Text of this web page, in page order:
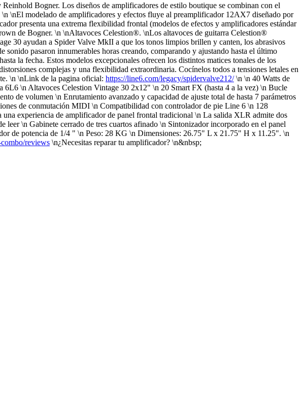
Bogner. Los diseños de amplificadores de estilo boutique se combinan con el
\nEl modelado de amplificadores y efectos fluye al preamplificador 12AX7 diseñado por
presenta una extrema flexibilidad frontal (modelos de efectos y amplificadores estándar
de Bogner. \n \nAltavoces Celestion®. \nLos altavoces de guitarra Celestion®
30 ayudan a Spider Valve MkII a que los tonos limpios brillen y canten, los abrasivos
sonido pasaron innumerables horas creando, comparando y ajustando hasta el último
la fecha. Estos modelos excepcionales ofrecen los distintos matices tonales de los
complejas y una flexibilidad extraordinaria. Cocínelos todos a tensiones letales en
\n \nLink de la pagina oficial: https://line6.com/legacy/spidervalve212/\n \n 40 Watts de
\n Altavoces Celestion Vintage 30 2x12" \n 20 Smart FX (hasta 4 a la vez) \n Bucle
de volumen \n Enrutamiento avanzado y capacidad de ajuste total de hasta 7 parámetros
de conmutación MIDI \n Compatibilidad con controlador de pie Line 6 \n 128
experiencia de amplificador de panel frontal tradicional \n La salida XLR admite dos
\n Gabinete cerrado de tres cuartos afinado \n Sintonizador incorporado en el panel
de potencia de 1/4 " \n Peso: 28 KG \n Dimensiones: 26.75" L x 21.75" H x 11.25". \n
reviews \n¿Necesitas reparar tu amplificador? \n&nbsp;